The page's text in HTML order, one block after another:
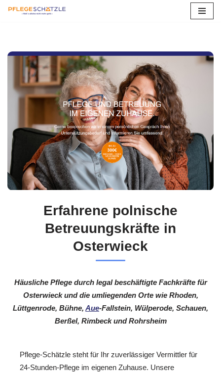
springen
Erfahrene polnische
Betreuungskräfte in
Osterwieck
Häusliche Pflege durch legal beschäftigte Fachkräfte für
Osterwieck und die umliegenden Orte wie Rhoden,
Lüttgenrode, Bühne, Aue-Fallstein, Wülperode, Schauen,
Berßel, Rimbeck und Rohrsheim
Pflege-Schätzle steht für Ihr zuverlässiger Vermittler für
24-Stunden-Pflege im eigenen Zuhause. Unsere